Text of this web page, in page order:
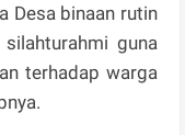
Desa binaan rutin
guna
terhadap warga